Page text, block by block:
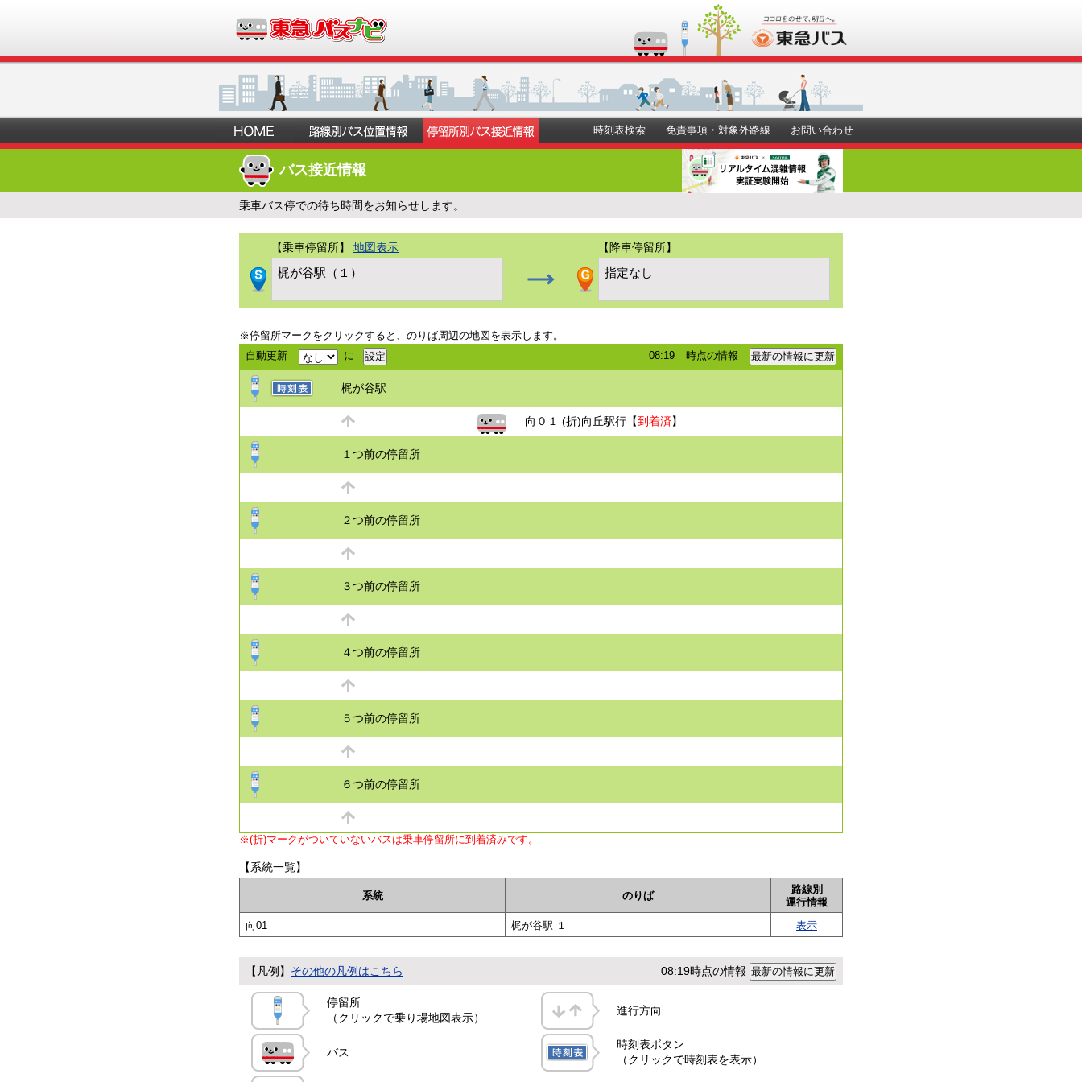
お問い合わせ
免責事項・対象外路線
時刻表検索
バス接近情報
乗車バス停での待ち時間をお知らせします。
【乗車停留所】 地図表示
梶が谷駅（１）
【降車停留所】
指定なし
※停留所マークをクリックすると、のりば周辺の地図を表示します。
自動更新
に 08:19 時点の情報
梶が谷駅
向０１ (折)向丘駅行【到着済】
１つ前の停留所
２つ前の停留所
３つ前の停留所
４つ前の停留所
５つ前の停留所
６つ前の停留所
※(折)マークがついていないバスは乗車停留所に到着済みです。
【系統一覧】
系統 のりば
路線別
運行情報
向01
梶が谷駅 １ 表示
【凡例】 その他の凡例はこちら 08:19時点の情報
停留所
（クリックで乗り場地図表示）
進行方向
バス
時刻表ボタン
（クリックで時刻表を表示）